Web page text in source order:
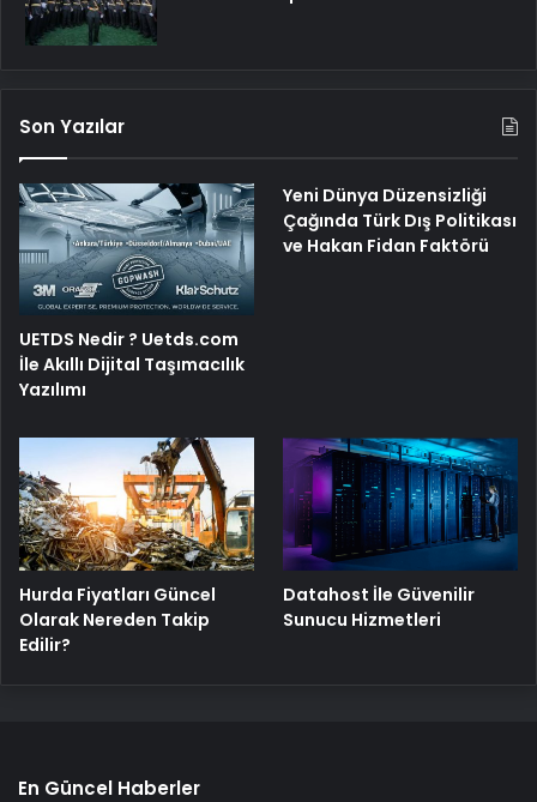
Son Yazılar
UETDS Nedir ? Uetds.com
İle Akıllı Dijital Taşımacılık
Yazılımı
Yeni Dünya Düzensizliği
Çağında Türk Dış Politikası
ve Hakan Fidan Faktörü
Hurda Fiyatları Güncel
Olarak Nereden Takip
Edilir?
Datahost İle Güvenilir
Sunucu Hizmetleri
En Güncel Haberler